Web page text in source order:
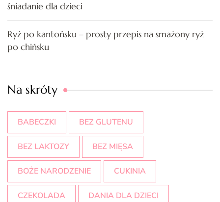
śniadanie dla dzieci
Ryż po kantońsku – prosty przepis na smażony ryż
po chińsku
Na skróty
BABECZKI BEZ GLUTENU
BEZ LAKTOZY BEZ MIĘSA
BOŻE NARODZENIE CUKINIA
CZEKOLADA DANIA DLA DZIECI